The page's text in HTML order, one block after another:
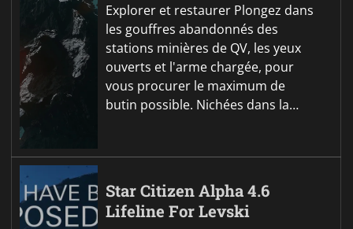
Explorer et restaurer Plongez dans
les gouffres abandonnés des
stations minières de QV, les yeux
ouverts et l'arme chargée, pour
vous procurer le maximum de
butin possible. Nichées dans la…
Star Citizen Alpha 4.6
Lifeline For Levski